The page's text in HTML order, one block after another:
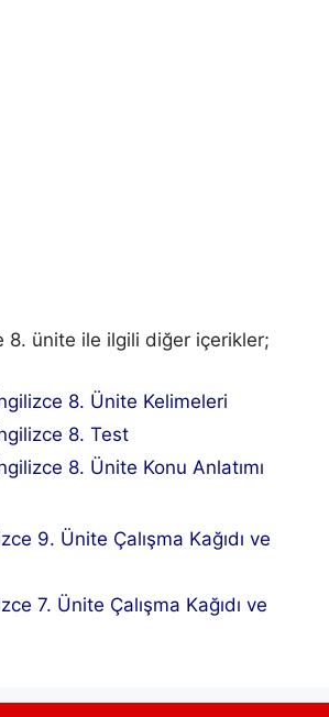
8. ünite ile ilgili diğer içerikler;
8. Ünite Kelimeleri
8. Test
8. Ünite Konu Anlatımı
9. Ünite Çalışma Kağıdı ve
7. Ünite Çalışma Kağıdı ve